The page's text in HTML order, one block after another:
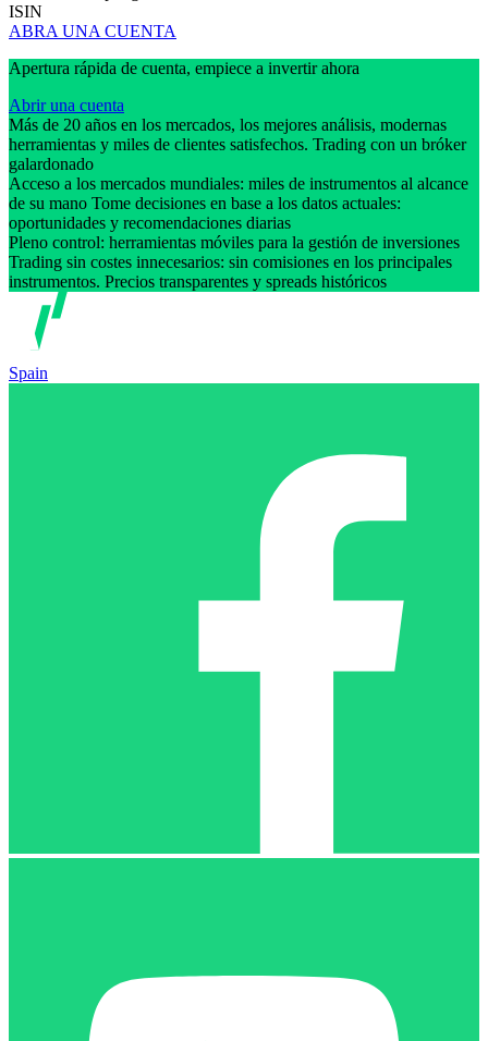
ISIN
ABRA UNA CUENTA
Apertura rápida de cuenta, empiece a invertir ahora
Abrir una cuenta
Más de 20 años en los mercados, los mejores análisis, modernas
herramientas y miles de clientes satisfechos. Trading con un bróker
galardonado
Acceso a los mercados mundiales: miles de instrumentos al alcance
de su mano Tome decisiones en base a los datos actuales:
oportunidades y recomendaciones diarias
Pleno control: herramientas móviles para la gestión de inversiones
Trading sin costes innecesarios: sin comisiones en los principales
instrumentos. Precios transparentes y spreads históricos
Spain